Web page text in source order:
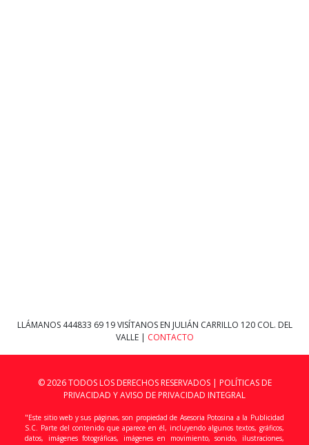
LLÁMANOS 444833 69 19VISÍTANOS EN JULIÁN CARRILLO 120 COL. DEL
VALLE | CONTACTO
© 2026 TODOS LOS DERECHOS RESERVADOS | POLÍTICAS DE
PRIVACIDAD Y AVISO DE PRIVACIDAD INTEGRAL
"Este sitio web y sus páginas, son propiedad de Asesoria Potosina a la Publicidad
S.C. Parte del contenido que aparece en él, incluyendo algunos textos, gráficos,
datos, imágenes fotográficas, imágenes en movimiento, sonido, ilustraciones,